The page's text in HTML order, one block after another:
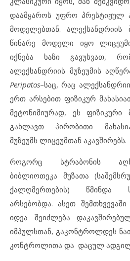
დაამყაროს უფრო პრესტიჟულ
მოდელებთან. ალექსანდრიის
წინარე მოდელი იყო
იქნება ხაზი გავუსვათ,
ალექსანდრიის მუზეუმის
Peripatos–საც, რაც
ერთ არსებით ფიზიკურ
მეტონიმიურად, ეს ფიზიკური
გახლავთ პირობითი
მუზეუმს ლიცეუმთან აკავშირებს.
როგორც სტრაბონის
ბიბლიოთეკა მუზათა
ქალღმერთების) წმინდა
არსებობდა. ასეთ
იდეა შეიძლება
იმპულსთან, გაკონტროლდეს
კონტროლითა და დაცულ